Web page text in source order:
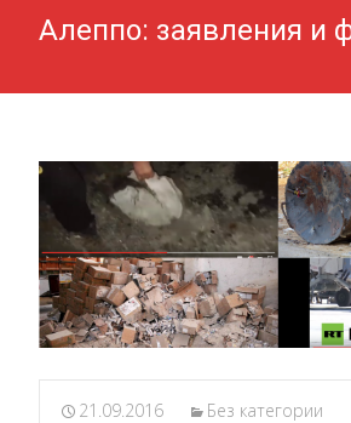
Алеппо: заявления и
21.09.2016 Без категории